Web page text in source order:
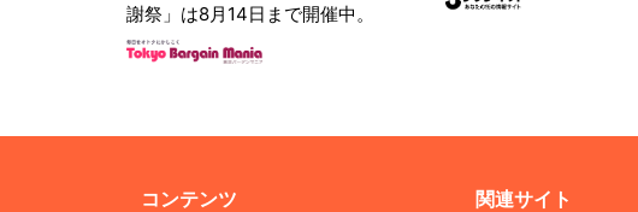
謝祭」は8月14日まで開催中。
コンテンツ 関連サイト